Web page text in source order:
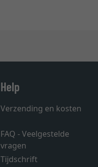
Help
Verzending en kosten
FAQ - Veelgestelde
vragen
Tijdschrift